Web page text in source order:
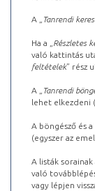
A „ Tanrendi
Ha a „ Részletes
való kattintás
feltételek” rész
A „ Tanrendi
lehet elkezdeni
A böngésző és
(egyszer az
A listák
való
vagy lépjen